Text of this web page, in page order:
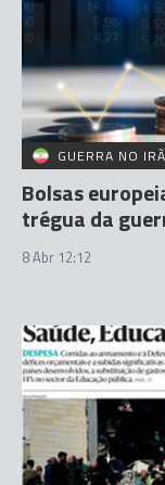
GUERRA NO
Bolsas
trégua da
8 Abr 12:12